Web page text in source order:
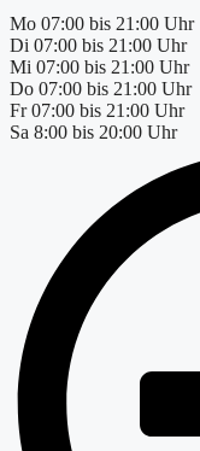
Mo 07:00 bis 21:00 Uhr
Di 07:00 bis 21:00 Uhr
Mi 07:00 bis 21:00 Uhr
Do 07:00 bis 21:00 Uhr
Fr 07:00 bis 21:00 Uhr
Sa 8:00 bis 20:00 Uhr